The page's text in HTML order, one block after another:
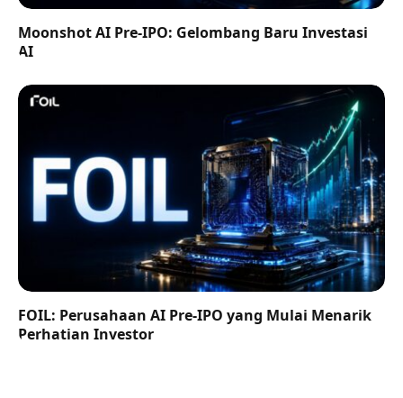
Moonshot AI Pre-IPO: Gelombang Baru Investasi
AI
FOIL: Perusahaan AI Pre-IPO yang Mulai Menarik
Perhatian Investor